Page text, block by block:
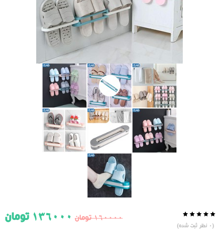
از
50
(
0 نظر ثبت شده)
160000تومان 136000 تومان